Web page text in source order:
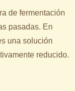
de fermentación
pasadas. En
una solución
reducido.